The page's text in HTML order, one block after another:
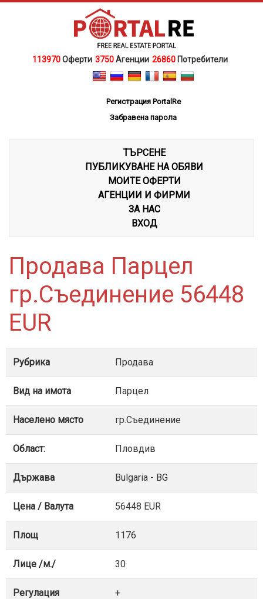
113970Оферти 3750Агенции 26860 Потребители
Регистрация PortalRe
Забравена парола
ТЪРСЕНЕ
ПУБЛИКУВАНЕ НА ОБЯВИ
МОИТЕ ОФЕРТИ
АГЕНЦИИ И ФИРМИ
ЗА НАС
ВХОД
Продава Парцел
гр.Съединение 56448
EUR
Рубрика Продава
Вид на имота Парцел
Населено място гр.Съединение
Област: Пловдив
Държава Bulgaria - BG
Цена / Валута 56448 EUR
Площ 1176
Лице /м./ 30
Регулация +